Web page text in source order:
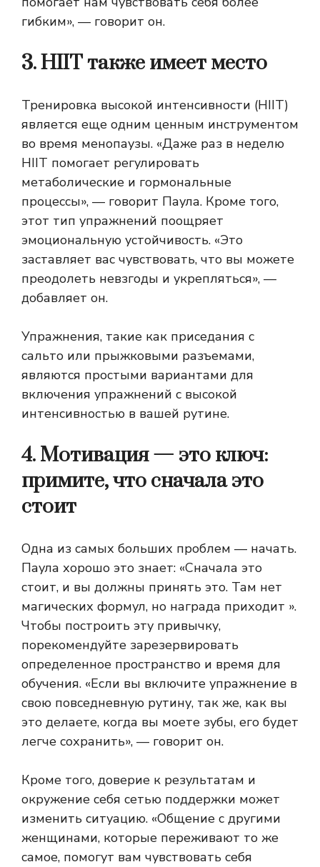
гибким», — говорит он.
3. HIIT также имеет место
Тренировка высокой интенсивности (HIIT)
является еще одним ценным инструментом
во время менопаузы. «Даже раз в неделю
HIIT помогает регулировать
метаболические и гормональные
процессы», — говорит Паула. Кроме того,
этот тип упражнений поощряет
эмоциональную устойчивость. «Это
заставляет вас чувствовать, что вы можете
преодолеть невзгоды и укрепляться», —
добавляет он.
Упражнения, такие как приседания с
сальто или прыжковыми разъемами,
являются простыми вариантами для
включения упражнений с высокой
интенсивностью в вашей рутине.
4. Мотивация — это ключ:
примите, что сначала это
стоит
Одна из самых больших проблем — начать.
Паула хорошо это знает: «Сначала это
стоит, и вы должны принять это. Там нет
магических формул, но награда приходит ».
Чтобы построить эту привычку,
порекомендуйте зарезервировать
определенное пространство и время для
обучения. «Если вы включите упражнение в
свою повседневную рутину, так же, как вы
это делаете, когда вы моете зубы, его будет
легче сохранить», — говорит он.
Кроме того, доверие к результатам и
окружение себя сетью поддержки может
изменить ситуацию. «Общение с другими
женщинами, которые переживают то же
самое, помогут вам чувствовать себя